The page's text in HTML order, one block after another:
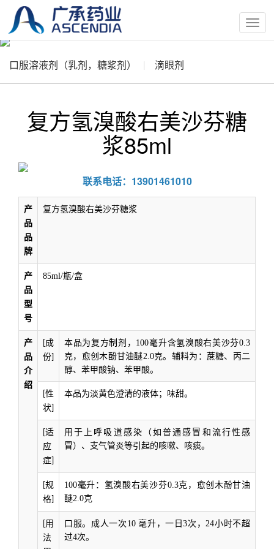
按
钮
口服溶液剂（乳剂，糖浆剂） 滴眼剂
复方氢溴酸右美沙芬糖
浆85ml
联系电话：13901461010
产
品
品
牌
复方氢溴酸右美沙芬糖浆
产
品
型
号
85ml/瓶/盒
产
品
介
绍
成
份
本品为复方制剂， 100毫升含氢溴酸右美沙芬0.3
克，愈创木酚甘油醚2.0克。辅料为：蔗糖、丙二
醇、苯甲酸钠、苯甲酸。
性
状
本品为淡黄色澄清的液体；味甜。
适
应
症
用于上呼吸道感染（如普通感冒和流行性感
冒）、支气管炎等引起的咳嗽、咳痰。
规
格
100毫升：氢溴酸右美沙芬0.3克，愈创木酚甘油
醚2.0克
用
法
口服。成人一次 10 毫升，一日3次，24小时不超
过4次。